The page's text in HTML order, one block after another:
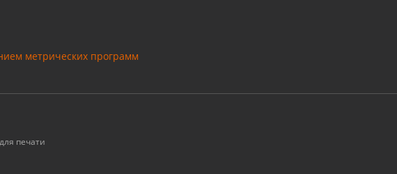
метрических программ
печати